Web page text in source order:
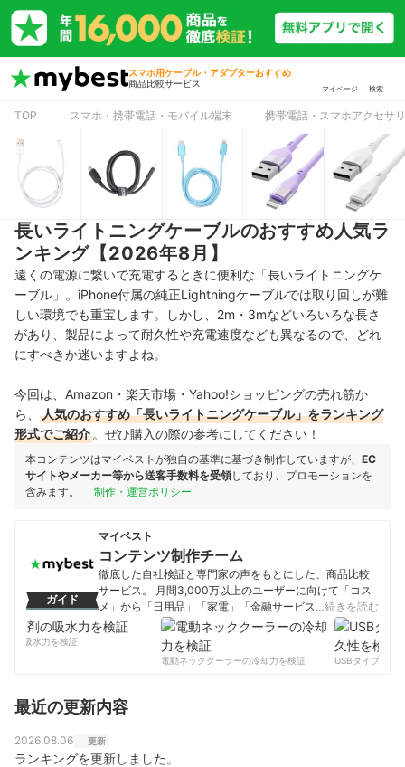
スマホ用ケーブル・アダプターおすすめ
商品比較サービス
マイページ 検索
TOP スマホ・携帯電話・モバイル端末 携帯電話・スマホアクセサリ
長いライトニングケーブルのおすすめ人気ラ
ンキング【2026年8月】
遠くの電源に繋いで充電するときに便利な「長いライトニングケ
ーブル」。iPhone付属の純正Lightningケーブルでは取り回しが難
しい環境でも重宝します。しかし、2m・3mなどいろいろな長さ
があり、製品によって耐久性や充電速度なども異なるので、どれ
にすべきか迷いますよね。
今回は、Amazon・楽天市場・Yahoo!ショッピングの売れ筋か
ら、
人気のおすすめ「長いライトニングケーブル」をランキング
形式でご紹介 。ぜひ購入の際の参考にしてください！
本コンテンツはマイベストが独自の基準に基づき制作していますが、 EC
サイトやメーカー等から送客手数料を受領しており、プロモーションを
含みます。
制作・運営ポリシー
ガイド
マイベスト
コンテンツ制作チーム
徹底した自社検証と専門家の声をもとにした、商品比較
サービス。 月間3,000万以上のユーザーに向けて「コス
メ」から「日用品」「家電」「金融サービス」まで、ベ
ストな商品を選んでもらうために、毎日コンテンツを制
コンテンツ制作チームのプロフィール
…続きを読む
の吸水力を検証
電動ネッククーラーの冷却力を検証
USBタイプCケー
最近の更新内容
2026.08.06 更新
ランキングを更新しました。